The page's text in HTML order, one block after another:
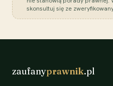
skonsultuj się ze
zaufanyprawnik.pl